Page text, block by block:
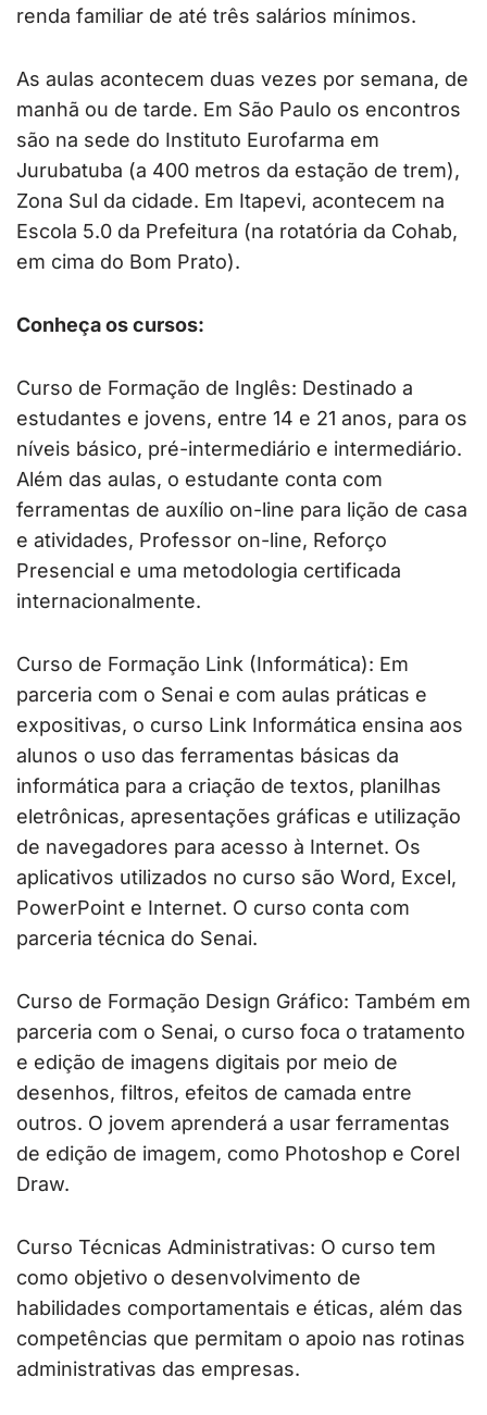
renda familiar de até três salários mínimos.
As aulas acontecem duas vezes por semana, de
manhã ou de tarde. Em São Paulo os encontros
são na sede do Instituto Eurofarma em
Jurubatuba (a 400 metros da estação de trem),
Zona Sul da cidade. Em Itapevi, acontecem na
Escola 5.0 da Prefeitura (na rotatória da Cohab,
em cima do Bom Prato).
Conheça os cursos:
Curso de Formação de Inglês: Destinado a
estudantes e jovens, entre 14 e 21 anos, para os
níveis básico, pré-intermediário e intermediário.
Além das aulas, o estudante conta com
ferramentas de auxílio on-line para lição de casa
e atividades, Professor on-line, Reforço
Presencial e uma metodologia certificada
internacionalmente.
Curso de Formação Link (Informática): Em
parceria com o Senai e com aulas práticas e
expositivas, o curso Link Informática ensina aos
alunos o uso das ferramentas básicas da
informática para a criação de textos, planilhas
eletrônicas, apresentações gráficas e utilização
de navegadores para acesso à Internet. Os
aplicativos utilizados no curso são Word, Excel,
PowerPoint e Internet. O curso conta com
parceria técnica do Senai.
Curso de Formação Design Gráfico: Também em
parceria com o Senai, o curso foca o tratamento
e edição de imagens digitais por meio de
desenhos, filtros, efeitos de camada entre
outros. O jovem aprenderá a usar ferramentas
de edição de imagem, como Photoshop e Corel
Draw.
Curso Técnicas Administrativas: O curso tem
como objetivo o desenvolvimento de
habilidades comportamentais e éticas, além das
competências que permitam o apoio nas rotinas
administrativas das empresas.